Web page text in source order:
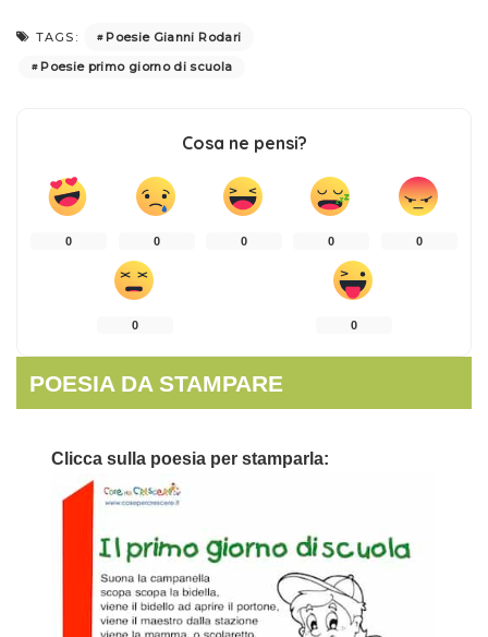
TAGS:
Poesie Gianni Rodari
Poesie primo giorno di scuola
Cosa ne pensi?
0 0 0 0 0
0 0
POESIA DA STAMPARE
Clicca sulla poesia per stamparla: